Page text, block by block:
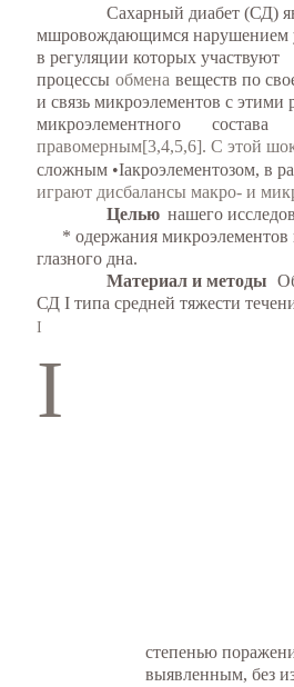
Сахарный диабет (СД)
мшровождающимся нарушением
в регуляции которых участвуют
процессы обмена веществ по
и связь микроэлементов с этими
микроэлементного
состава
правомерным[3,4,5,6]. С этой
сложным •Iакроэлементозом, в
играют дисбалансы макро- и
Целью нашего
* одержания
глазного дна.
Материал и методы
СД I типа средней тяжести
I
I
степенью
выявленным, без